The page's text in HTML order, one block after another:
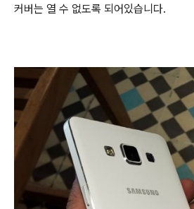
커버는 열 수 없도록 되어있습니다.